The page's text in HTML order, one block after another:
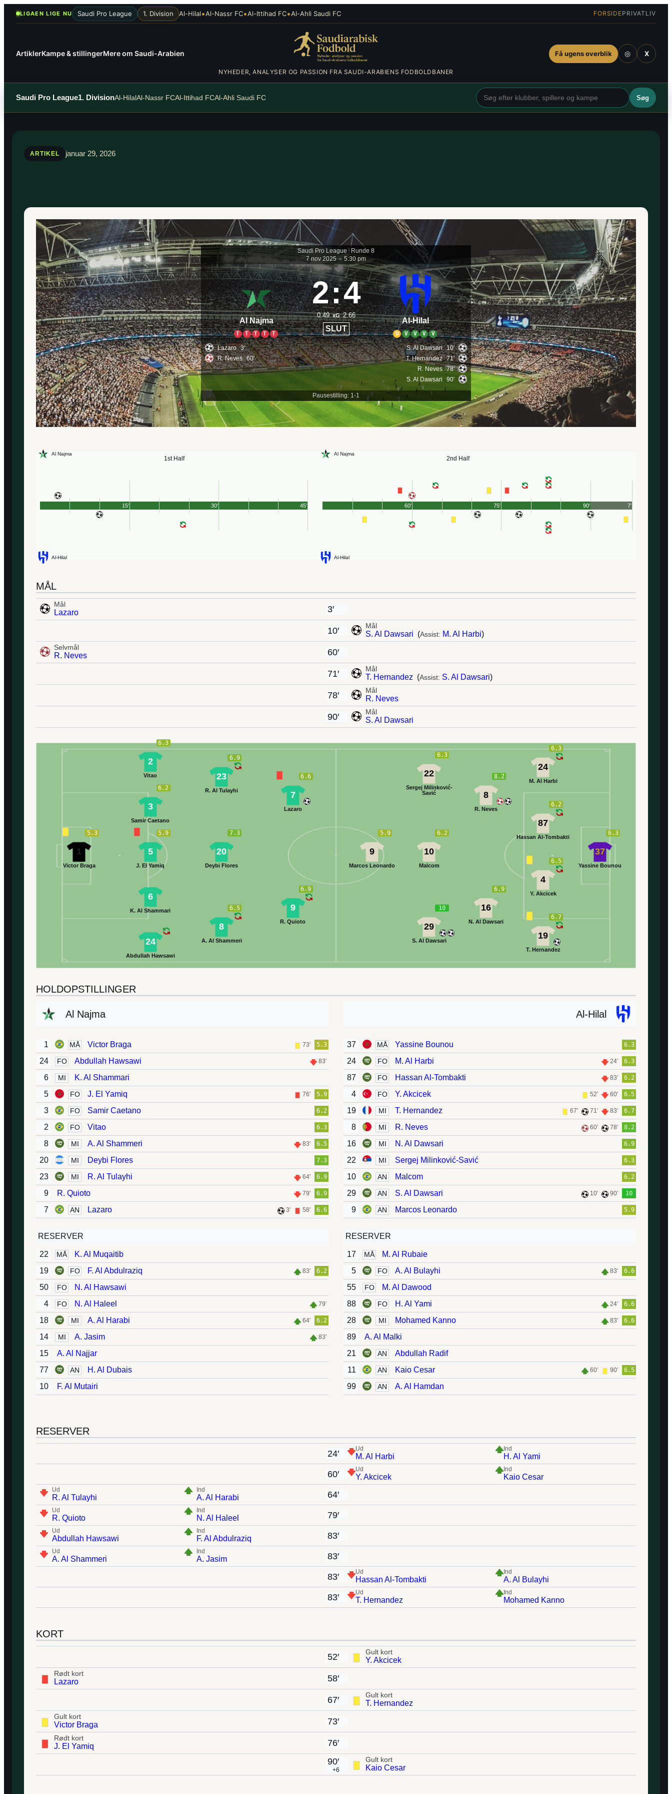
SpringLIGAEN LIGE NU Saudi Pro League 1. Division Al-Hilal•Al-Nassr FC•Al-Ittihad FC•Al-Ahli Saudi FC FORSIDEPRIVATLIV
ArtiklerKampe & stillingerMere om Saudi-Arabien
NYHEDER, ANALYSER OG PASSION FRA SAUDI-ARABIENS FODBOLDBANER
Få ugens overblik ◎ X
Saudi Pro League1. DivisionAl-HilalAl-Nassr FCAl-Ittihad FCAl-Ahli Saudi FC Søg
ARTIKEL januar 29, 2026
Saudi Pro League
Runde 8
7 nov 2025 – 5:30 pm
Al Najma
T T T T T
2:4
0.49 xG 2.66
SLUT
Al-Hilal
U V V V V
Lazaro 3′
R. Neves 60′
S. Al Dawsari 10′
T. Hernandez 71′
R. Neves 78′
S. Al Dawsari
90′
Pausestilling: 1-1
Al Najma
1st Half
Al-Hilal
45′
15′ 30′
Al Najma
2nd Half
Al-Hilal
90′
60′ 75′ 7′
MÅL
Mål
Lazaro 3′
10′ Mål
S. Al Dawsari (Assist: M. Al Harbi)
Selvmål
R. Neves 60′
71′ Mål
T. Hernandez (Assist: S. Al Dawsari)
78′ Mål
R. Neves
90′ Mål
S. Al Dawsari
5.3
1
Victor Braga
6.3
2
Vitao
6.2
3
Samir Caetano
5.9
5
J. El Yamiq
6
K. Al Shammari
24
Abdullah Hawsawi
6.9
23
R. Al Tulayhi
7.3
20
Deybi Flores
6.5
8
A. Al Shammeri
6.6
7
Lazaro
6.9
9
R. Quioto
6.3
37
Yassine Bounou
6.7
19
T. Hernandez
6.5
4
Y. Akcicek
6.2
87
Hassan Al-Tombakti
6.3
24
M. Al Harbi
6.9
16
N. Al Dawsari
8.2
8
R. Neves
10
29
S. Al Dawsari
6.2
10
Malcom
6.3
22
Sergej Milinković-
Savić
5.9
9
Marcos Leonardo
HOLDOPSTILLINGER
Al Najma
1 MÅ Victor Braga 73′ 5.3
24 FO Abdullah Hawsawi 83′
6 MI
K. Al Shammari
5
FO J. El Yamiq 76′ 5.9
3 FO Samir Caetano 6.2
2 FO Vitao 6.3
8 MI A. Al Shammeri 83′ 6.5
20 MI Deybi Flores 7.3
23 MI R. Al Tulayhi 64′ 6.9
9 R. Quioto 79′ 6.9
7 AN Lazaro 3′ 58′ 6.6
RESERVER
22 MÅ
K. Al Muqaitib
19
FO F. Al Abdulraziq 83′ 6.2
50 FO
N. Al Hawsawi
4
FO N. Al Haleel 79′
18 MI A. Al Harabi 64′ 6.2
14 MI A. Jasim 83′
15
A. Al Najjar
77
AN
H. Al Dubais
10
F. Al Mutairi
Al-Hilal
37 MÅ Yassine Bounou 6.3
24 FO M. Al Harbi 24′ 6.3
87 FO Hassan Al-Tombakti 83′ 6.2
4 FO Y. Akcicek 52′ 60′ 6.5
19 MI T. Hernandez 67′ 71′ 83′ 6.7
8 MI R. Neves 60′ 78′ 8.2
16 MI N. Al Dawsari 6.9
22 MI Sergej Milinković-Savić 6.3
10 AN Malcom 6.2
29 AN S. Al Dawsari 10′ 90′ 10
9 AN Marcos Leonardo 5.9
RESERVER
17 MÅ
M. Al Rubaie
5
FO A. Al Bulayhi 83′ 6.6
55 FO
M. Al Dawood
88
FO H. Al Yami 24′ 6.6
28 MI Mohamed Kanno 83′ 6.6
89
A. Al Malki
21
AN
Abdullah Radif
11
AN Kaio Cesar 60′ 90′ 6.5
99 AN A. Al Hamdan
RESERVER
24′ Ud
M. Al Harbi
Ind
H. Al Yami
60′ Ud
Y. Akcicek
Ind
Kaio Cesar
Ud
R. Al Tulayhi
Ind
A. Al Harabi 64′
Ud
R. Quioto
Ind
N. Al Haleel 79′
Ud
Abdullah Hawsawi
Ind
F. Al Abdulraziq 83′
Ud
A. Al Shammeri
Ind
A. Jasim 83′
83′ Ud
Hassan Al-Tombakti
Ind
A. Al Bulayhi
83′ Ud
T. Hernandez
Ind
Mohamed Kanno
KORT
52′ Gult kort
Y. Akcicek
Rødt kort
Lazaro 58′
67′ Gult kort
T. Hernandez
Gult kort
Victor Braga 73′
Rødt kort
J. El Yamiq
76′
90′
+6
Gult kort
Kaio Cesar